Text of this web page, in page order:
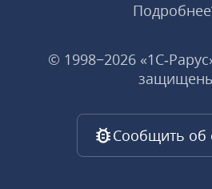
Подробнее
© 1998−2026
Сообщить об